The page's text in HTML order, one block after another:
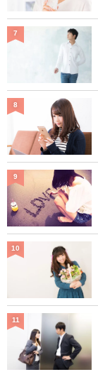
7
8
9
10
11